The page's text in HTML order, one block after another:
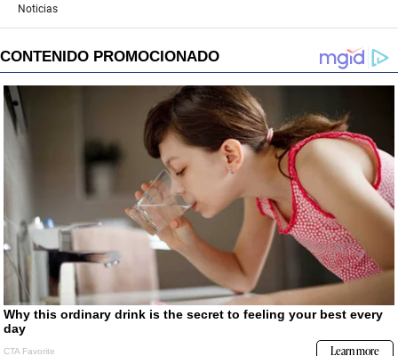
Noticias